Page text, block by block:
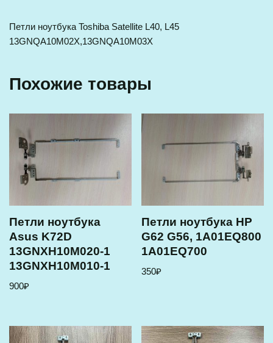
Петли ноутбука Toshiba Satellite L40, L45
13GNQA10M02X,13GNQA10M03X
Похожие товары
Петли ноутбука
Asus K72D
13GNXH10M020-1
13GNXH10M010-1
900₽
Петли ноутбука HP
G62 G56, 1A01EQ800
1A01EQ700
350₽